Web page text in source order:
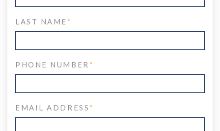
LAST NAME *
PHONE NUMBER *
EMAIL ADDRESS *